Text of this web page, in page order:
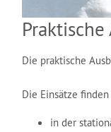
Die praktische
Die Einsätze
in der